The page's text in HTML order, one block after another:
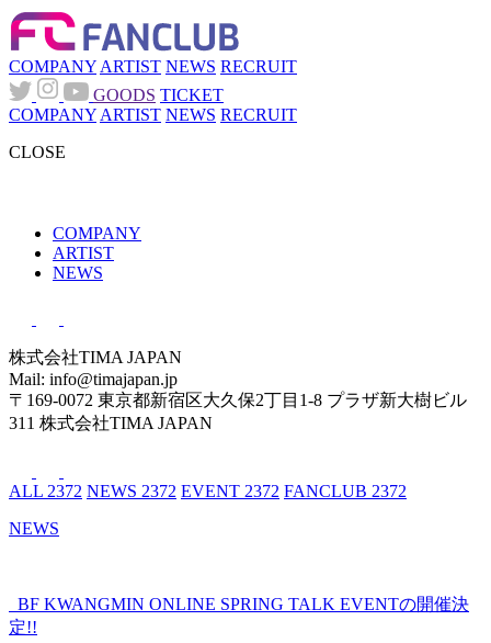
COMPANY ARTIST NEWS RECRUIT
GOODS TICKET
COMPANY ARTIST NEWS RECRUIT
CLOSE
COMPANY
ARTIST
NEWS
株式会社TIMA JAPAN
Mail: info@timajapan.jp
〒169-0072 東京都新宿区大久保2丁目1-8 プラザ新大樹ビル
311 株式会社TIMA JAPAN
ALL 2372 NEWS 2372 EVENT 2372 FANCLUB 2372
NEWS
BF KWANGMIN ONLINE SPRING TALK EVENTの開催決
定!!